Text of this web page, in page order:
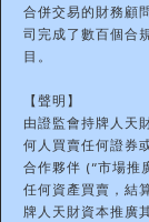
合併交易的財務顧
司完成了數百個合
目。
【聲明】
由證監會持牌人天
何人買賣任何證券
合作夥伴 (“市場推
任何資產買賣，結
牌人天財資本推廣